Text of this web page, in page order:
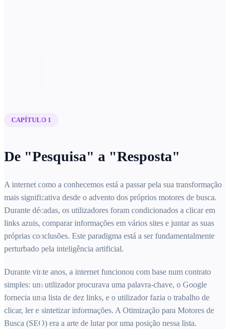
CAPÍTULO 1
De "Pesquisa" a "Resposta"
A internet como a conhecemos está a passar pela sua transformação
mais significativa desde o advento dos próprios motores de busca.
Durante décadas, os utilizadores foram condicionados a clicar em
links azuis, comparar informações em vários sites e juntar as suas
próprias conclusões. Este paradigma está a ser fundamentalmente
perturbado pela inteligência artificial.
Durante vinte anos, a internet funcionou com base num contrato
simples: um utilizador procurava uma palavra-chave, o Google
fornecia uma lista de dez links, e o utilizador fazia o trabalho de
clicar, ler e sintetizar informações. A Otimização para Motores de
Busca (SEO) era a arte de lutar por uma posição nessa lista.